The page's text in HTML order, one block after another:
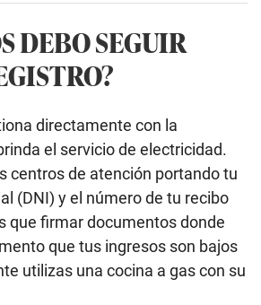
DEBO SEGUIR
directamente con la
el servicio de electricidad.
centros de atención portando tu
(DNI) y el número de tu recibo
que firmar documentos donde
que tus ingresos son bajos
utilizas una cocina a gas con su